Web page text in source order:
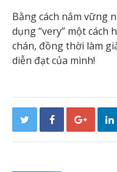
Bằng cách nắm vững
dụng “very” một cách
chán, đồng thời làm
diễn đạt của mình!